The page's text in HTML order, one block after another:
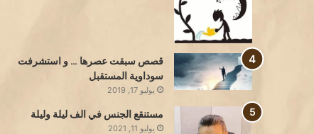
قصص سبقت عصرها … و استشرفت
سوداوية المستقبل
يوليو 17, 2019
مستنقع الجنس في الف ليلة وليلة
يوليو 11, 2021